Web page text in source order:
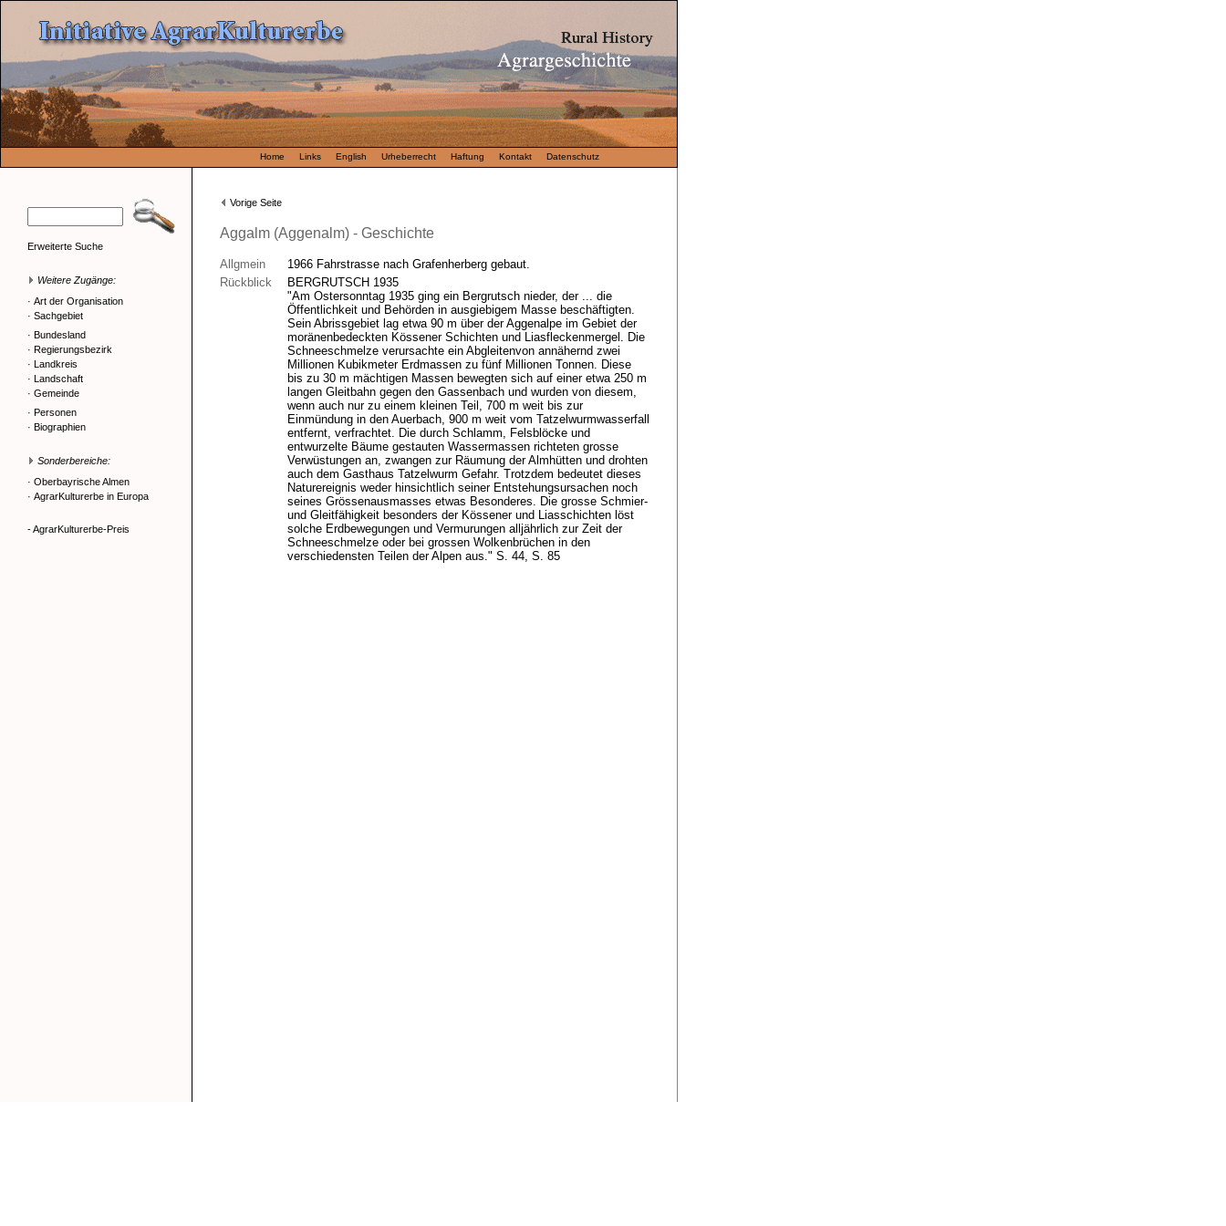
Home Links English Urheberrecht Haftung Kontakt Datenschutz
Erweiterte Suche
Weitere Zugänge:
· Art der Organisation
· Sachgebiet
· Bundesland
· Regierungsbezirk
· Landkreis
· Landschaft
· Gemeinde
· Personen
· Biographien
Sonderbereiche:
· Oberbayrische Almen
· AgrarKulturerbe in Europa
- AgrarKulturerbe-Preis
Vorige Seite
Aggalm (Aggenalm) - Geschichte
Allgmein
1966 Fahrstrasse nach Grafenherberg gebaut.
Rückblick
BERGRUTSCH 1935
"Am Ostersonntag 1935 ging ein Bergrutsch nieder, der ... die
Öffentlichkeit und Behörden in ausgiebigem Masse beschäftigten.
Sein Abrissgebiet lag etwa 90 m über der Aggenalpe im Gebiet der
moränenbedeckten Kössener Schichten und Liasfleckenmergel. Die
Schneeschmelze verursachte ein Abgleitenvon annähernd zwei
Millionen Kubikmeter Erdmassen zu fünf Millionen Tonnen. Diese
bis zu 30 m mächtigen Massen bewegten sich auf einer etwa 250 m
langen Gleitbahn gegen den Gassenbach und wurden von diesem,
wenn auch nur zu einem kleinen Teil, 700 m weit bis zur
Einmündung in den Auerbach, 900 m weit vom Tatzelwurmwasserfall
entfernt, verfrachtet. Die durch Schlamm, Felsblöcke und
entwurzelte Bäume gestauten Wassermassen richteten grosse
Verwüstungen an, zwangen zur Räumung der Almhütten und drohten
auch dem Gasthaus Tatzelwurm Gefahr. Trotzdem bedeutet dieses
Naturereignis weder hinsichtlich seiner Entstehungsursachen noch
seines Grössenausmasses etwas Besonderes. Die grosse Schmier-
und Gleitfähigkeit besonders der Kössener und Liasschichten löst
solche Erdbewegungen und Vermurungen alljährlich zur Zeit der
Schneeschmelze oder bei grossen Wolkenbrüchen in den
verschiedensten Teilen der Alpen aus." S. 44, S. 85